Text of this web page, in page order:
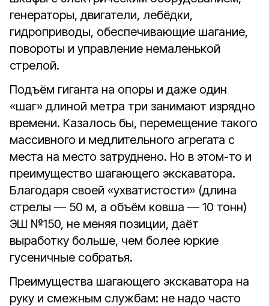
генераторы, двигатели, лебёдки,
гидроприводы, обеспечивающие шагание,
повороты и управление немаленькой
стрелой.
Подъём гиганта на опоры и даже один
«шаг» длиной метра три занимают изрядно
времени. Казалось бы, перемещение такого
массивного и медлительного агрегата с
места на место затруднено. Но в этом-то и
преимущество шагающего экскаватора.
Благодаря своей «ухватистости» (длина
стрелы — 50 м, а объём ковша — 10 тонн)
ЭШ №150, не меняя позиции, даёт
выработку больше, чем более юркие
гусеничные собратья.
Преимущества шагающего экскаватора на
руку и смежным службам: не надо часто